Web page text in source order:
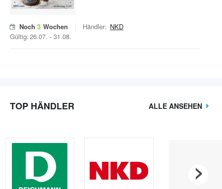
Noch 3 Wochen
Gültig:26.07. - 31.08.
Händler: NKD
TOP HÄNDLER ALLE ANSEHEN
›